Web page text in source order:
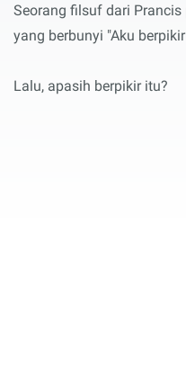
Seorang filsuf dari
yang berbunyi "Aku
Lalu, apasih berpikir itu?